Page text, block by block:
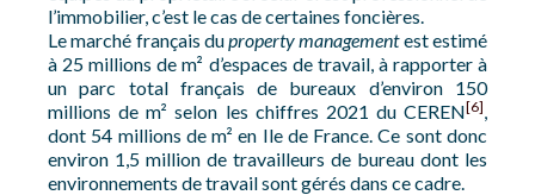
l’immobilier, c’est le cas de certaines foncières.
Le marché français duproperty managementest estimé
à 25 millions de m² d’espaces de travail, à rapporter à
un parc total français de bureaux d’environ 150
millions de m² selon les chiffres 2021 du CEREN[6],
dont 54 millions de m² en Ile de France. Ce sont donc
environ 1,5 million de travailleurs de bureau dont les
environnements de travail sont gérés dans ce cadre.